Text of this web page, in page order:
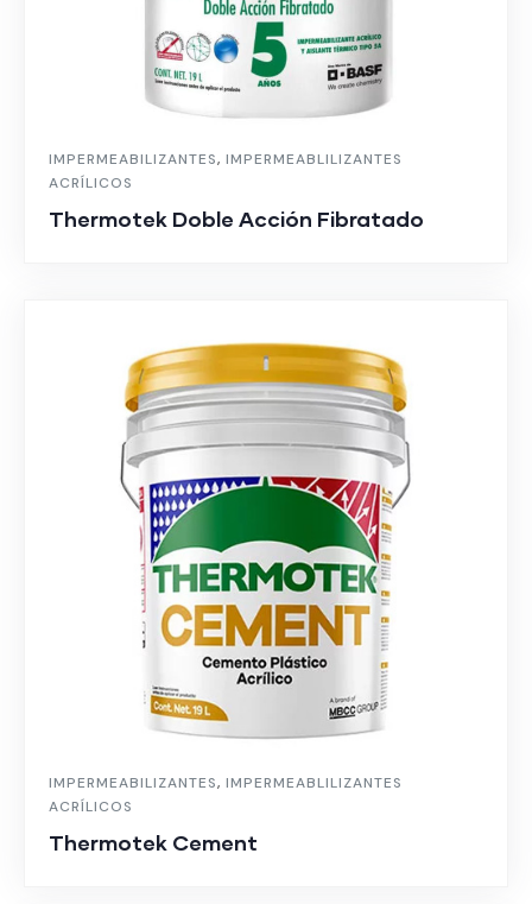
IMPERMEABILIZANTES, IMPERMEABLILIZANTES
ACRÍLICOS
Thermotek Doble Acción Fibratado
IMPERMEABILIZANTES, IMPERMEABLILIZANTES
ACRÍLICOS
Thermotek Cement